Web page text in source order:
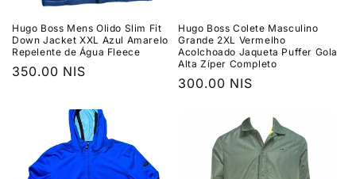
Hugo Boss Mens Olido Slim Fit
Down Jacket XXL Azul Amarelo
Repelente de Água Fleece
Preço
350.00 NIS
Hugo Boss Colete Masculino
Grande 2XL Vermelho
Acolchoado Jaqueta Puffer Gola
Alta Zíper Completo
Preço
300.00 NIS